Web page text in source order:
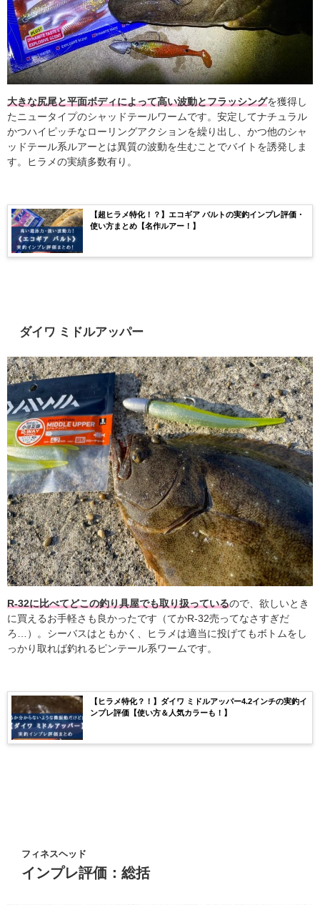
大きな尻尾と平面ボディによって高い波動とフラッシングを獲得し
たニュータイプのシャッドテールワームです。安定してナチュラル
かつハイピッチなローリングアクションを繰り出し、かつ他のシャ
ッドテール系ルアーとは異質の波動を生むことでバイトを誘発しま
す 。ヒラメの実績多数有り。
【超ヒラメ特化！？】エコギア バルトの実釣インプレ評価・
使い方まとめ【名作ルアー！】
ダイワ ミドルアッパー
R-32に比べてどこの釣り具屋でも取り扱っているので、欲しいとき
に買えるお手軽さも良かったです（てかR-32売ってなさすぎだ
ろ…）。シーバスはともかく、ヒラメは適当に投げてもボトムをし
っかり取れば釣れるピンテール系ワームです。
【ヒラメ特化？！】ダイワ ミドルアッパー4.2インチの実釣イ
ンプレ評価【使い方＆人気カラーも！】
フィネスヘッド
インプレ評価：総括